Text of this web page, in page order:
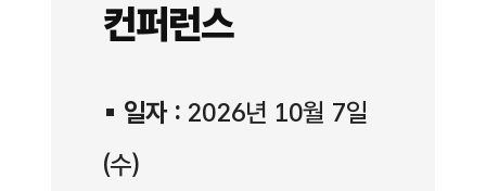
컨퍼런스
▪ 일자 : 2026년 10월 7일
(수)